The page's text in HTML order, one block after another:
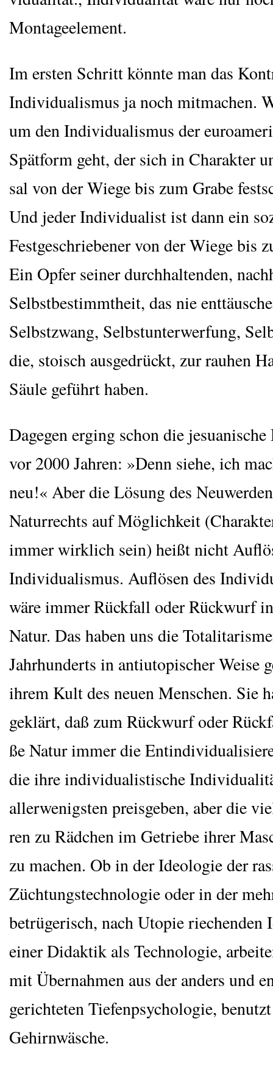
Montageelement.
Im ers­ten Schritt könn­te man das
Indi­vi­dua­lis­mus ja noch mit­ma­chen.
um den Indi­vi­dua­lis­mus der
Spät­form geht, der sich in Cha­rak­ter
sal von der Wie­ge bis zum Gra­be
Und jeder Indi­vi­dua­list ist dann ein
Fest­ge­schrie­be­ner von der Wie­ge bis
Ein Opfer sei­ner durch­hal­ten­den,
Selbst­be­stimmt­heit, das nie
Selbst­zwang, Selbst­un­ter­wer­fung,
die, sto­isch aus­ge­drückt, zur rau­hen
Säu­le geführt haben.
Dage­gen erging schon die
vor 2000 Jah­ren: »Denn sie­he, ich
neu!« Aber die Lösung des
Natur­rechts auf Mög­lich­keit
immer wirk­lich sein) heißt nicht
Indi­vi­dua­lis­mus. Auf­lö­sen des
wäre immer Rück­fall oder Rück­wurf
Natur. Das haben uns die
Jahr­hun­derts in anti­uto­pi­scher Wei­se
ihrem Kult des neu­en Men­schen. Sie
geklärt, daß zum Rück­wurf oder
ße Natur immer die
die ihre indi­vi­dua­lis­ti­sche
aller­we­nigs­ten preis­ge­ben, aber die
ren zu Räd­chen im Getrie­be ihrer
zu machen. Ob in der Ideo­lo­gie der
Züch­tungs­tech­no­lo­gie oder in der
betrü­ge­risch, nach Uto­pie rie­chen­den
einer Didak­tik als Tech­no­lo­gie,
mit Über­nah­men aus der anders und
gerich­te­ten Tie­fen­psy­cho­lo­gie,
Gehirnwäsche.